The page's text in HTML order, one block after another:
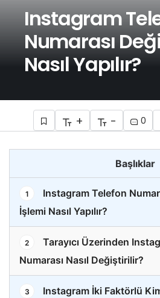
Instagram
Numarası
Nasıl Yapılır?
+ - 0
Başlıklar
1
Instagram Telefon
İşlemi Nasıl Yapılır?
2
Tarayıcı Üzerinden
Numarası Nasıl Değiştirilir?
3
Instagram İki Faktörlü